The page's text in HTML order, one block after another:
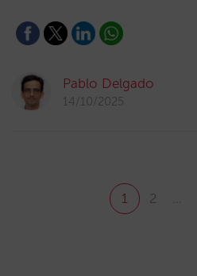
Pablo Delgado
14/10/2025
1 2